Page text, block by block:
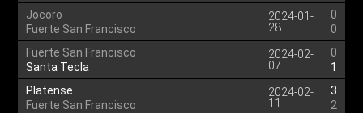
Jocoro
Fuerte San Francisco
2024-01-
28
0
0
Fuerte San Francisco
Santa Tecla
2024-02-
07
0
1
Platense
Fuerte San Francisco
2024-02-
11
3
2